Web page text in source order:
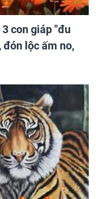
con giáp "đu
đón lộc ấm no,